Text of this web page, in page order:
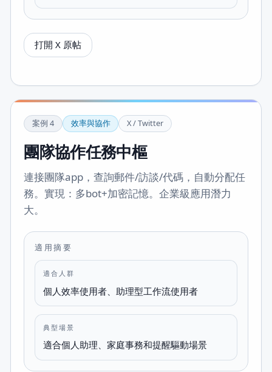
打開 X 原帖
案例 4 效率與協作 X / Twitter
團隊協作任務中樞
連接團隊app，查詢郵件/訪談/代碼，自動分配任
務。實現：多bot+加密記憶。企業級應用潛力
大。
適用摘要
適合人群
個人效率使用者、助理型工作流使用者
典型場景
適合個人助理、家庭事務和提醒驅動場景